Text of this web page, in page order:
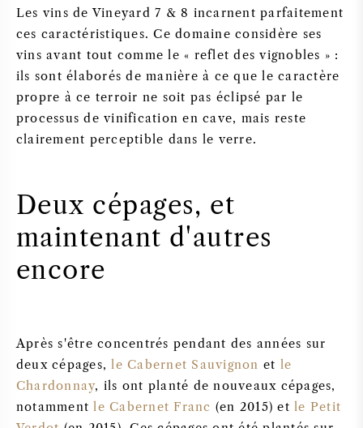
Les vins de Vineyard 7 & 8 incarnent parfaitement
ces caractéristiques. Ce domaine considère ses
vins avant tout comme le « reflet des vignobles » :
ils sont élaborés de manière à ce que le caractère
propre à ce terroir ne soit pas éclipsé par le
processus de vinification en cave, mais reste
clairement perceptible dans le verre.
Deux cépages, et
maintenant d'autres
encore
Après s'être concentrés pendant des années sur
deux cépages,le Cabernet Sauvignon et le
Chardonnay, ils ont planté de nouveaux cépages,
notammentle Cabernet Franc (en 2015) etle Petit